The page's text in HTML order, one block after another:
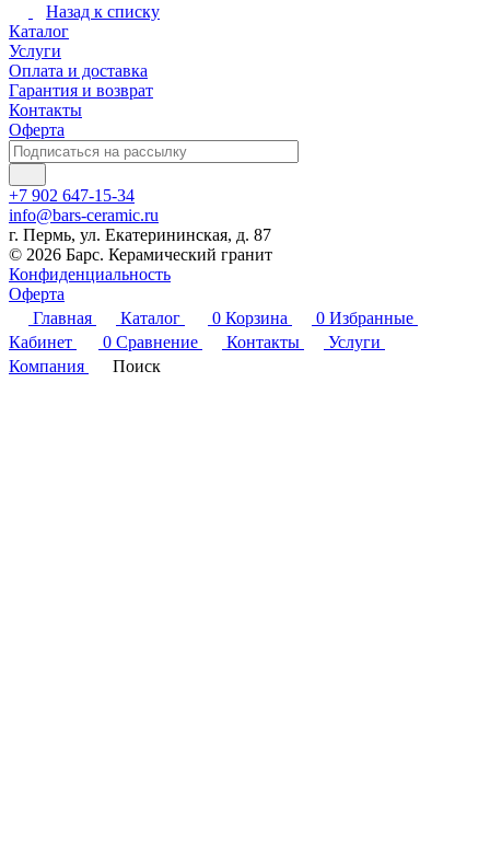
Назад к списку
Каталог
Услуги
Оплата и доставка
Гарантия и возврат
Контакты
Оферта
+7 902 647-15-34
info@bars-ceramic.ru
г. Пермь, ул. Екатерининская, д. 87
© 2026 Барс. Керамический гранит
Конфиденциальность
Оферта
Главная
Каталог 0 Корзина 0 Избранные
Кабинет
0 Сравнение Контакты
Услуги
Компания
Поиск